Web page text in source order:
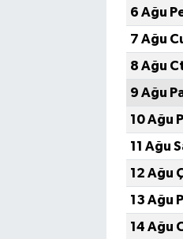
6 Ağu
7 Ağu
8 Ağu
9 Ağu
10 Ağu
11 Ağu
12 Ağu
13 Ağu
14 Ağu